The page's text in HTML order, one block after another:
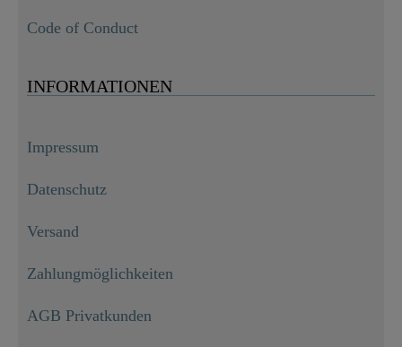
Code of Conduct
INFORMATIONEN
Impressum
Datenschutz
Versand
Zahlungmöglichkeiten
AGB Privatkunden